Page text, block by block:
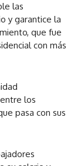
las
y garantice la
que fue
con más
los
pasa con sus